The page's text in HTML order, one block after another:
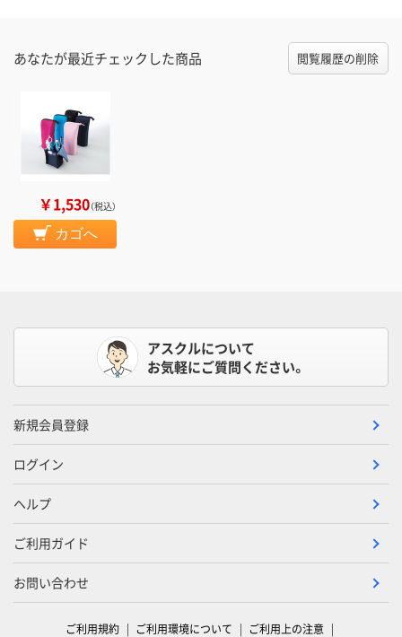
あなたが最近チェックした商品 閲覧履歴の削除
￥1,530（税込）
カゴへ
アスクルについて
お気軽にご質問ください。
新規会員登録
ログイン
ヘルプ
ご利用ガイド
お問い合わせ
ご利用規約 ご利用環境について ご利用上の注意